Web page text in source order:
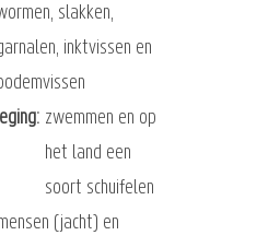
slakken,
inktvissen en
zwemmen en op
het land een
soort schuifelen
(jacht) en